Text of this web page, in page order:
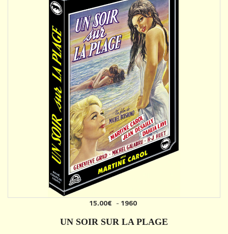
15.00€ -1960
UN SOIR SUR LA PLAGE